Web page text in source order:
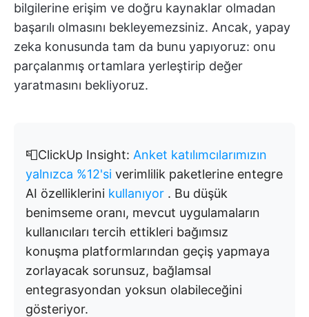
bilgilerine erişim ve doğru kaynaklar olmadan
başarılı olmasını bekleyemezsiniz. Ancak, yapay
zeka konusunda tam da bunu yapıyoruz: onu
parçalanmış ortamlara yerleştirip değer
yaratmasını bekliyoruz.
📮ClickUp Insight: Anket katılımcılarımızın
yalnızca %12'si verimlilik paketlerine entegre
AI özelliklerini kullanıyor . Bu düşük
benimseme oranı, mevcut uygulamaların
kullanıcıları tercih ettikleri bağımsız
konuşma platformlarından geçiş yapmaya
zorlayacak sorunsuz, bağlamsal
entegrasyondan yoksun olabileceğini
gösteriyor.